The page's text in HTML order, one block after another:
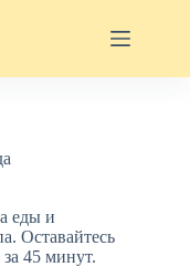
еды и
Оставайтесь
45 минут.